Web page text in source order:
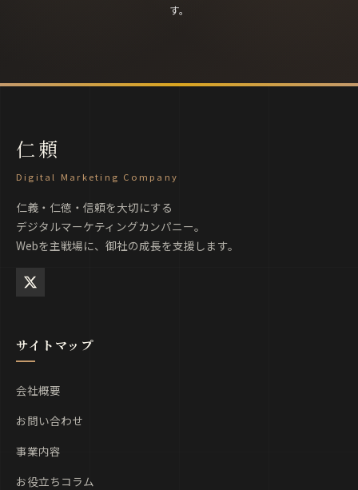
す。
仁頼
Digital Marketing Company
仁義・仁徳・信頼を大切にする
デジタルマーケティングカンパニー。
Webを主戦場に、御社の成長を支援します。
サイトマップ
会社概要
お問い合わせ
事業内容
お役立ちコラム